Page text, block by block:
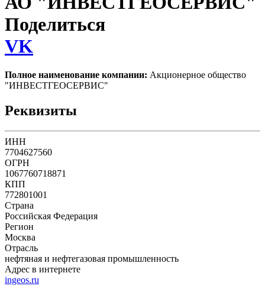
Поделиться
VK
Полное наименование компании: Акционерное общество
"ИНВЕСТГЕОСЕРВИС"
Реквизиты
ИНН
7704627560
ОГРН
1067760718871
КПП
772801001
Страна
Российская Федерация
Регион
Москва
Отрасль
нефтяная и нефтегазовая промышленность
Адрес в интернете
ingeos.ru